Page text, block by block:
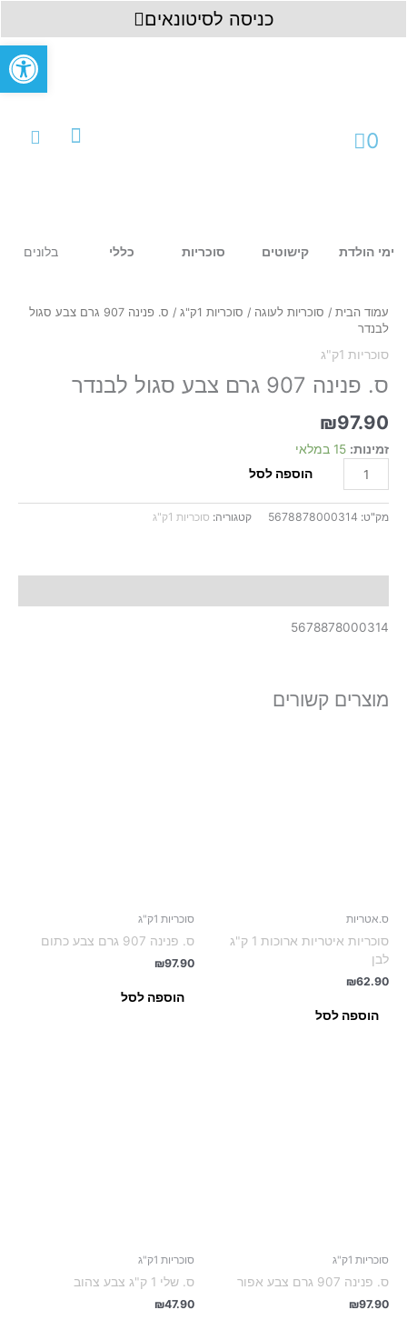
כניסה לסיטונאים
0
עגלת
ימי הולדת קישוטים סוכריות כללי בלונים
עמוד הבית / סוכריות לעוגה / סוכריות 1ק"ג
/ ס. פנינה 907 גרם צבע סגול
לבנדר
סוכריות 1ק"ג
ס. פנינה 907 גרם צבע סגול לבנדר
₪97.90
זמינות: 15 במלאי
ס.
פנינה
גרם
צבע
סגול
לבנדר
הוספה לסל
מק"ט: 5678878000314 קטגוריה: סוכריות 1ק"ג
5678878000314
מוצרים קשורים
ס.אטריות
סוכריות איטריות ארוכות 1 ק"ג
לבן
₪62.90
הוספה לסל
סוכריות 1ק"ג
ס. פנינה 907 גרם צבע כתום
₪97.90
הוספה לסל
סוכריות 1ק"ג
ס. פנינה 907 גרם צבע אפור
₪97.90
סוכריות 1ק"ג
ס. שלי 1 ק"ג צבע צהוב
₪47.90
פתח